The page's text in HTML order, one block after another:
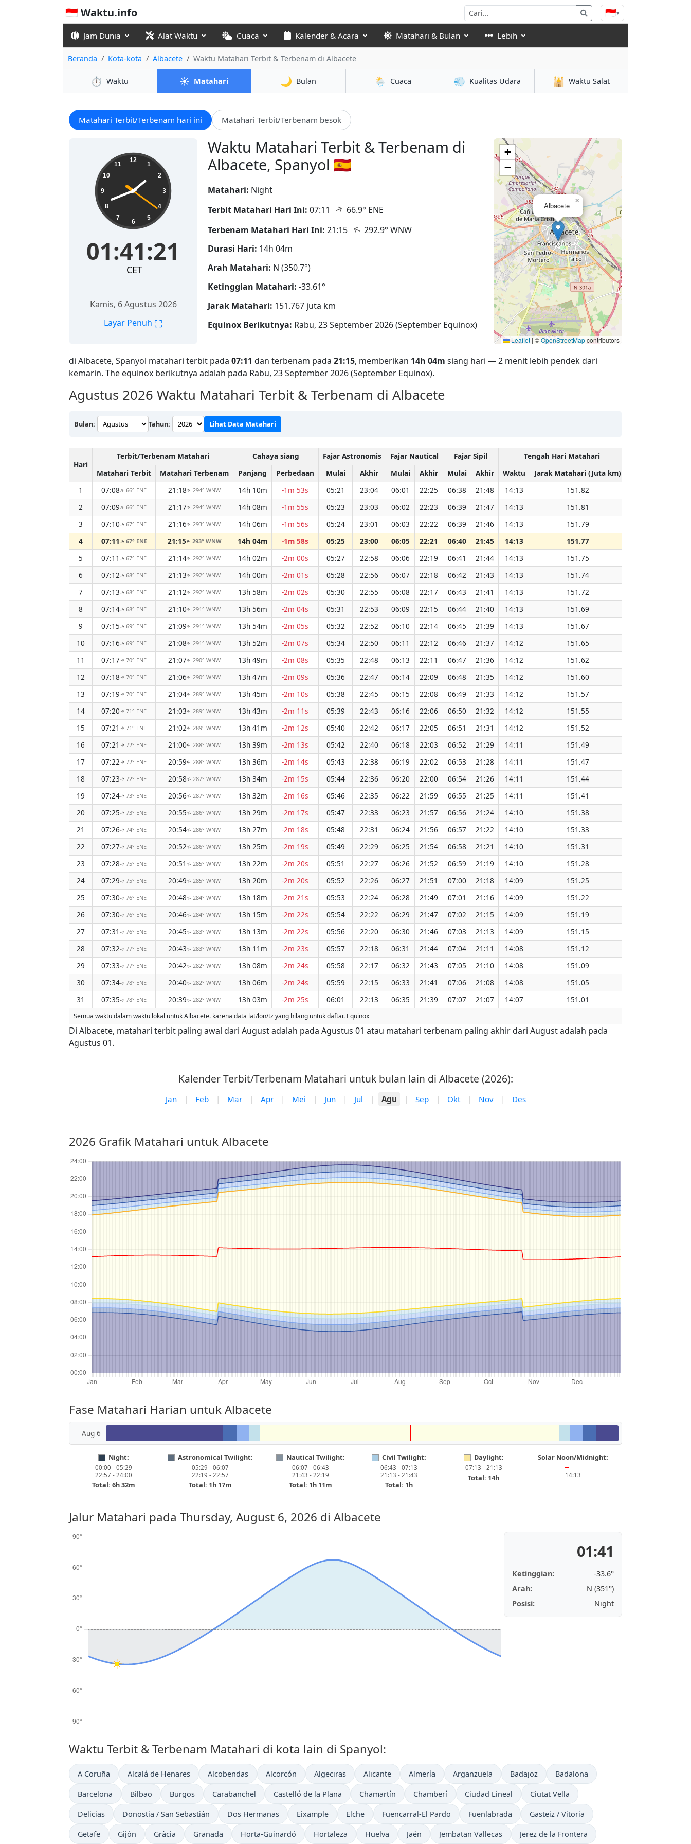
🇮🇩 Waktu.info 🇮🇩▾
Jam Dunia Alat Waktu Cuaca Kalender & Acara Matahari & Bulan Lebih
Beranda Kota-kota Albacete Waktu Matahari Terbit & Terbenam di Albacete
⏱️ Waktu ☀️ Matahari 🌙 Bulan 🌦️ Cuaca 💨 Kualitas Udara 🕌 Waktu Salat
Matahari Terbit/Terbenam hari ini Matahari Terbit/Terbenam besok
Waktu Matahari Terbit & Terbenam di
Albacete, Spanyol 🇪🇸
01:41:22 12
1
2
3
4
5
6
7
8
9
10
11
01:41:22
CET
Kamis, 6 Agustus 2026
Layar Penuh ⛶
Matahari: Night
Terbit Matahari Hari Ini: 07:11 ↑ 66.9° ENE
Terbenam Matahari Hari Ini: 21:15 ↑ 292.9° WNW
Durasi Hari: 14h 04m
Arah Matahari: N (350.7°)
Ketinggian Matahari: -33.61°
Jarak Matahari: 151.767 juta km
Equinox Berikutnya: Rabu, 23 September 2026 (September Equinox)
Albacete
×
+
−
Leaflet | ©OpenStreetMapcontributors
di Albacete, Spanyol matahari terbit pada 07:11 dan terbenam pada 21:15, memberikan 14h 04m siang hari — 2 menit lebih pendek dari
kemarin. The equinox berikutnya adalah pada Rabu, 23 September 2026 (September Equinox).
Agustus 2026 Waktu Matahari Terbit & Terbenam di Albacete
Bulan: Tahun: Lihat Data Matahari
Hari
Terbit/Terbenam Matahari Cahaya siang Fajar Astronomis Fajar Nautical Fajar Sipil
Tengah Hari Matahari
Matahari Terbit
Matahari Terbenam Panjang Perbedaan Mulai Akhir Mulai Akhir Mulai Akhir Waktu
Jarak Matahari (Juta km)
1
07:08↑66° ENE 21:18↑294° WNW 14h 10m -1m 53s 05:21 23:04 06:01 22:25 06:38 21:48 14:13
151.82
2
07:09↑66° ENE 21:17↑294° WNW 14h 08m -1m 55s 05:23 23:03 06:02 22:23 06:39 21:47 14:13
151.81
3
07:10↑67° ENE 21:16↑293° WNW 14h 06m -1m 56s 05:24 23:01 06:03 22:22 06:39 21:46 14:13
151.79
4
07:11 ↑ 67° ENE 21:15↑ 293° WNW 14h 04m -1m 58s 05:25 23:00 06:05 22:21 06:40 21:45 14:13
151.77
5
07:11 ↑67° ENE 21:14↑ 292° WNW 14h 02m -2m 00s 05:27 22:58 06:06 22:19 06:41 21:44 14:13
151.75
6
07:12↑68° ENE 21:13↑ 292° WNW 14h 00m -2m 01s 05:28 22:56 06:07 22:18 06:42 21:43 14:13
151.74
7
07:13↑68° ENE 21:12↑ 292° WNW 13h 58m -2m 02s 05:30 22:55 06:08 22:17 06:43 21:41 14:13
151.72
8
07:14↑68° ENE 21:10↑ 291° WNW 13h 56m -2m 04s 05:31 22:53 06:09 22:15 06:44 21:40 14:13
151.69
9
07:15↑69° ENE 21:09↑ 291° WNW 13h 54m -2m 05s 05:32 22:52 06:10 22:14 06:45 21:39 14:13
151.67
10
07:16↑69° ENE 21:08↑ 291° WNW 13h 52m -2m 07s 05:34 22:50 06:11 22:12 06:46 21:37 14:12
151.65
11
07:17↑70° ENE 21:07↑ 290° WNW 13h 49m -2m 08s 05:35 22:48 06:13 22:11 06:47 21:36 14:12
151.62
12
07:18↑70° ENE 21:06↑ 290° WNW 13h 47m -2m 09s 05:36 22:47 06:14 22:09 06:48 21:35 14:12
151.60
13
07:19↑70° ENE 21:04↑ 289° WNW 13h 45m -2m 10s 05:38 22:45 06:15 22:08 06:49 21:33 14:12
151.57
14
07:20↑71° ENE 21:03↑ 289° WNW 13h 43m -2m 11s 05:39 22:43 06:16 22:06 06:50 21:32 14:12
151.55
15
07:21 ↑71° ENE 21:02↑ 289° WNW 13h 41m -2m 12s 05:40 22:42 06:17 22:05 06:51 21:31 14:12
151.52
16
07:21 ↑72° ENE 21:00↑ 288° WNW 13h 39m -2m 13s 05:42 22:40 06:18 22:03 06:52 21:29 14:11
151.49
17
07:22↑72° ENE 20:59↑ 288° WNW 13h 36m -2m 14s 05:43 22:38 06:19 22:02 06:53 21:28 14:11
151.47
18
07:23↑72° ENE 20:58↑ 287° WNW 13h 34m -2m 15s 05:44 22:36 06:20 22:00 06:54 21:26 14:11
151.44
19
07:24↑73° ENE 20:56↑ 287° WNW 13h 32m -2m 16s 05:46 22:35 06:22 21:59 06:55 21:25 14:11
151.41
20
07:25↑73° ENE 20:55↑ 286° WNW 13h 29m -2m 17s 05:47 22:33 06:23 21:57 06:56 21:24 14:10
151.38
21
07:26↑ 74° ENE 20:54↑ 286° WNW 13h 27m -2m 18s 05:48 22:31 06:24 21:56 06:57 21:22 14:10
151.33
22
07:27↑ 74° ENE 20:52↑ 286° WNW 13h 25m -2m 19s 05:49 22:29 06:25 21:54 06:58 21:21 14:10
151.31
23
07:28↑ 75° ENE 20:51 ↑ 285° WNW 13h 22m -2m 20s 05:51 22:27 06:26 21:52 06:59 21:19 14:10
151.28
24
07:29↑ 75° ENE 20:49↑ 285° WNW 13h 20m -2m 20s 05:52 22:26 06:27 21:51 07:00 21:18 14:09
151.25
25
07:30↑ 76° ENE 20:48↑ 284° WNW 13h 18m -2m 21s 05:53 22:24 06:28 21:49 07:01 21:16 14:09
151.22
26
07:30↑ 76° ENE 20:46↑ 284° WNW 13h 15m -2m 22s 05:54 22:22 06:29 21:47 07:02 21:15 14:09
151.19
27
07:31 ↑ 76° ENE 20:45↑ 283° WNW 13h 13m -2m 22s 05:56 22:20 06:30 21:46 07:03 21:13 14:09
151.15
28
07:32↑ 77° ENE 20:43↑ 283° WNW 13h 11m -2m 23s 05:57 22:18 06:31 21:44 07:04 21:11 14:08
151.12
29
07:33↑ 77° ENE 20:42↑ 282° WNW 13h 08m -2m 24s 05:58 22:17 06:32 21:43 07:05 21:10 14:08
151.09
30
07:34↑ 78° ENE 20:40↑ 282° WNW 13h 06m -2m 24s 05:59 22:15 06:33 21:41 07:06 21:08 14:08
151.05
31
07:35↑ 78° ENE 20:39↑ 282° WNW 13h 03m -2m 25s 06:01 22:13 06:35 21:39 07:07 21:07 14:07 151.01
Semua waktu dalam waktu lokal untuk Albacete. karena data lat/lon/tz yang hilang untuk daftar. Equinox
Di Albacete, matahari terbit paling awal dari August adalah pada Agustus 01 atau matahari terbenam paling akhir dari August adalah pada
Agustus 01.
Kalender Terbit/Terbenam Matahari untuk bulan lain di Albacete (2026):
Jan | Feb | Mar | Apr | Mei | Jun | Jul | Agu | Sep | Okt | Nov | Des
2026 Grafik Matahari untuk Albacete
Fase Matahari Harian untuk Albacete
Aug 6
Night:
00:00 - 05:29
22:57 - 24:00
Total: 6h 32m
Astronomical Twilight:
05:29 - 06:07
22:19 - 22:57
Total: 1h 17m
Nautical Twilight:
06:07 - 06:43
21:43 - 22:19
Total: 1h 11m
Civil Twilight:
06:43 - 07:13
21:13 - 21:43
Total: 1h
Daylight:
07:13 - 21:13
Total: 14h
Solar Noon/Midnight:
━
14:13
Jalur Matahari pada Thursday, August 6, 2026 di Albacete
01:41
Ketinggian:
-33.6°
Arah:
N (351°)
Posisi:
Night
Waktu Terbit & Terbenam Matahari di kota lain di Spanyol:
A Coruña Alcalá de Henares Alcobendas Alcorcón Algeciras Alicante Almería Arganzuela Badajoz Badalona
Barcelona Bilbao Burgos Carabanchel Castelló de la Plana Chamartín Chamberí Ciudad Lineal Ciutat Vella
Delicias Donostia / San Sebastián Dos Hermanas Eixample Elche Fuencarral-El Pardo Fuenlabrada Gasteiz / Vitoria
Getafe Gijón Gràcia Granada Horta-Guinardó Hortaleza Huelva Jaén Jembatan Vallecas Jerez de la Frontera